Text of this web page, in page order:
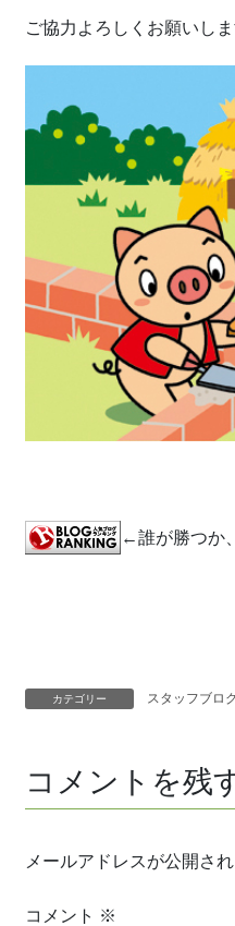
ご協力よろしくお願いし
←誰が勝つか
カテゴリー スタッフブロ
コメントを残
メールアドレスが公開さ
コメント ※